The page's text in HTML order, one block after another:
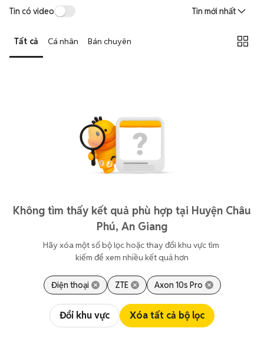
Tin có video Tin mới nhất
Tất cả Cá nhân Bán chuyên
Không tìm thấy kết quả phù hợp tại Huyện Châu
Phú, An Giang
Hãy xóa một số bộ lọc hoặc thay đổi khu vực tìm
kiếm để xem nhiều kết quả hơn
Điện thoại ZTE Axon 10s Pro
Đổi khu vực Xóa tất cả bộ lọc